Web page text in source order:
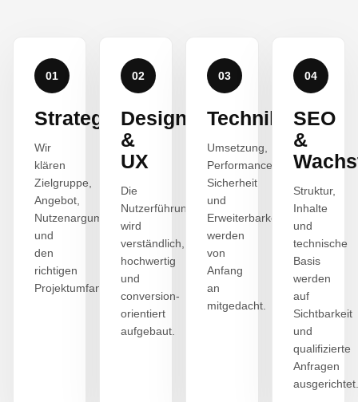
01
Strategie
Wir
klären
Zielgruppe,
Angebot,
Nutzenargumente
und
den
richtigen
Projektumfang.
02
Design
&
UX
Die
Nutzerführung
wird
verständlich,
hochwertig
und
conversion-
orientiert
aufgebaut.
03
Technik
Umsetzung,
Performance,
Sicherheit
und
Erweiterbarkeit
werden
von
Anfang
an
mitgedacht.
04
SEO
&
Struktur,
Inhalte
und
technische
Basis
werden
auf
Sichtbarkeit
und
qualifizierte
Anfragen
ausgerichtet.